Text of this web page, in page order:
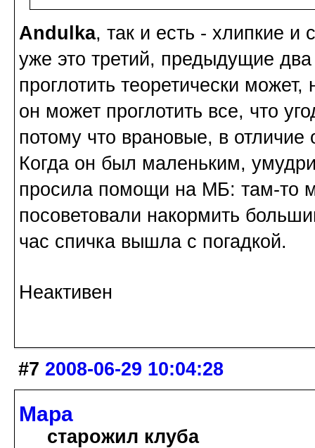
Andulka, так и есть - хлипкие и
уже это третий, предыдущие
проглотить теоретически
он может проглотить все, что
потому что врановые, в отличие
Когда он был маленьким,
просила помощи на МБ: там-то
посоветовали накормить
час спичка вышла с погадкой.
Неактивен
#7 2008-06-29 10:04:28
Мара
старожил клуба